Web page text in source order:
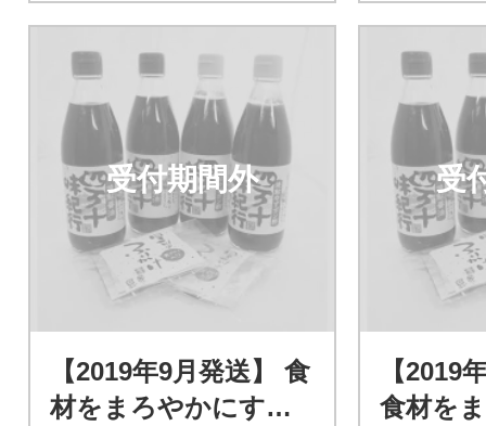
受付期間外
【2019年9月発送】 食
材をまろやかにする
受
【2019
食材を